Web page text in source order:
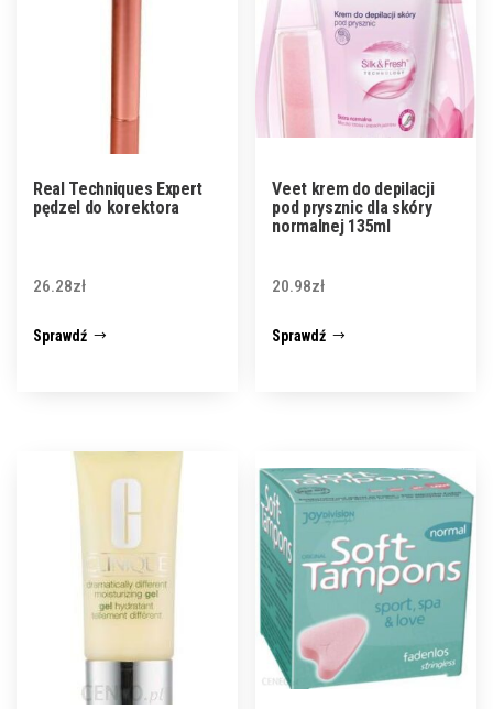
Real Techniques Expert
pędzel do korektora
26.28zł
Sprawdź
Veet krem do depilacji
pod prysznic dla skóry
normalnej 135ml
20.98zł
Sprawdź